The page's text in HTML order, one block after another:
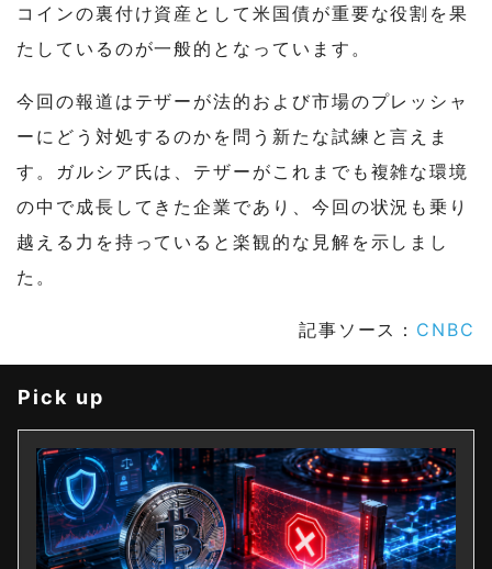
コインの裏付け資産として米国債が重要な役割を果
たしているのが一般的となっています。
今回の報道はテザーが法的および市場のプレッシャ
ーにどう対処するのかを問う新たな試練と言えま
す。ガルシア氏は、テザーがこれまでも複雑な環境
の中で成長してきた企業であり、今回の状況も乗り
越える力を持っていると楽観的な見解を示しまし
た。
記事ソース： CNBC
Pick up